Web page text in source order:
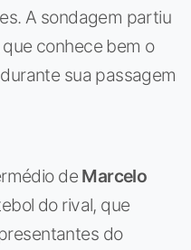
A sondagem partiu
que conhece bem o
sua passagem
deMarcelo
do rival, que
do